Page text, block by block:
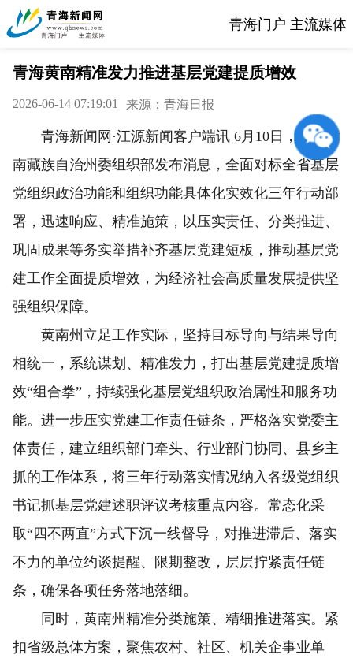
青海门户 主流媒体
青海黄南精准发力推进基层党建提质增效
2026-06-14 07:19:01 来源：青海日报
青海新闻网·江源新闻客户端讯 6月10日，中共黄
南藏族自治州委组织部发布消息，全面对标全省基层
党组织政治功能和组织功能具体化实效化三年行动部
署，迅速响应、精准施策，以压实责任、分类推进、
巩固成果等务实举措补齐基层党建短板，推动基层党
建工作全面提质增效，为经济社会高质量发展提供坚
强组织保障。
黄南州立足工作实际，坚持目标导向与结果导向
相统一，系统谋划、精准发力，打出基层党建提质增
效“组合拳”，持续强化基层党组织政治属性和服务功
能。进一步压实党建工作责任链条，严格落实党委主
体责任，建立组织部门牵头、行业部门协同、县乡主
抓的工作体系，将三年行动落实情况纳入各级党组织
书记抓基层党建述职评议考核重点内容。常态化采
取“四不两直”方式下沉一线督导，对推进滞后、落实
不力的单位约谈提醒、限期整改，层层拧紧责任链
条，确保各项任务落地落细。
同时，黄南州精准分类施策、精细推进落实。紧
扣省级总体方案，聚焦农村、社区、机关企事业单